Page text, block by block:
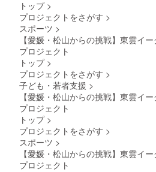
トップ >
プロジェクトをさがす >
スポーツ >
【愛媛・松山からの挑戦】東雲イ
プロジェクト
トップ >
プロジェクトをさがす >
子ども・若者支援 >
【愛媛・松山からの挑戦】東雲イ
プロジェクト
トップ >
プロジェクトをさがす >
スポーツ >
【愛媛・松山からの挑戦】東雲イ
プロジェクト